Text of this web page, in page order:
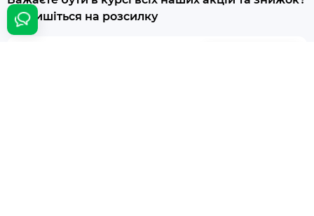
Підпишіться на розсилку